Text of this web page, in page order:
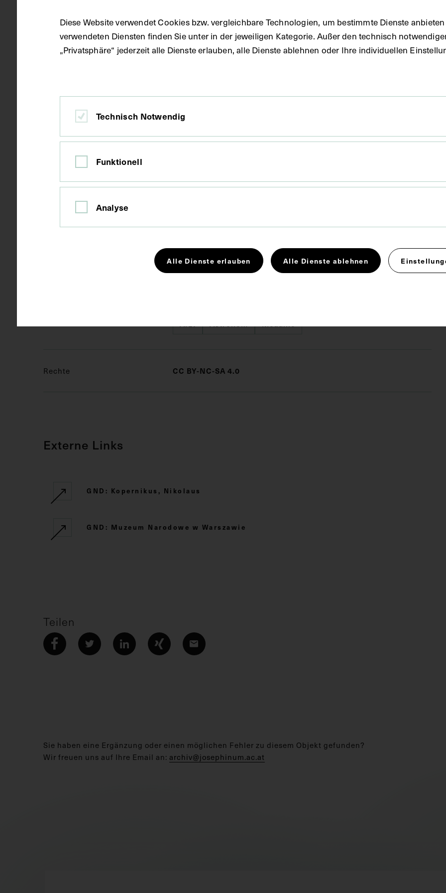
Datierung um 1990
Die Medaille wurde von Amadé Durand 1820 hergestellt.
Aufnahme von H. Jurko und die Postkarte wurde von Biuro
Rechte CC BY-NC-SA 4.0
Externe Links
GND: Kopernikus, Nikolaus
GND: Muzeum Narodowe w Warszawie
Teilen
Sie haben eine Ergänzung oder einen möglichen Fehler zu diesem Objekt gefunden?
Wir freuen uns auf Ihre Email an: archiv@josephinum.ac.at
Diese Website verwendet Cookies bzw. vergleichbare Technologien, um bestimmte Dienste
verwendeten Diensten finden Sie unter in der jeweiligen Kategorie. Außer den technisch
„Privatsphäre“ jederzeit alle Dienste erlauben, alle Dienste ablehnen oder Ihre individuellen
Technisch Notwendig
Funktionell
Analyse
Alle Dienste erlauben Alle Dienste ablehnen